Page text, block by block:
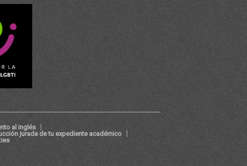
al inglés
jurada de tu expediente académico